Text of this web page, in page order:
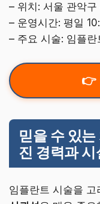
– 위치: 서울 관악
– 운영시간: 평일
– 주요 시술: 임플란
믿을 수 있
진 경력과
임플란트 시술을 고